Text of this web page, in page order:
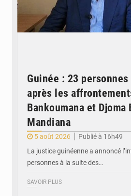
Guinée : 23
après les
Bankoumana et Djoma
Mandiana
5 août 2026
Publié à 16h49
La justice guinéenne a annoncé
personnes à la suite des…
SAVOIR PLUS